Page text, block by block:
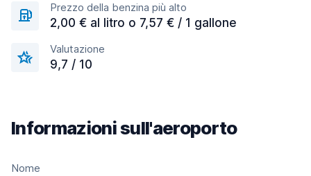
Prezzo della benzina più alto
2,00 € al litro o 7,57 € / 1 gallone
Valutazione
9,7 / 10
Informazioni sull'aeroporto
Nome